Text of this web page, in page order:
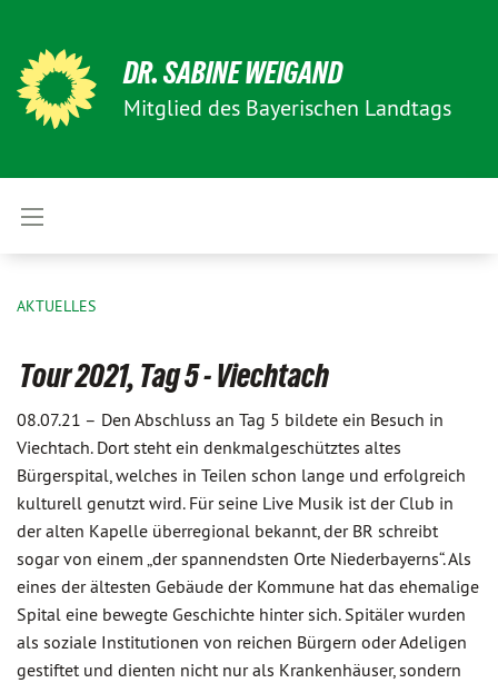
DR. SABINE WEIGAND
Mitglied des Bayerischen Landtags
AKTUELLES
Tour 2021, Tag 5 - Viechtach
08.07.21 – Den Abschluss an Tag 5 bildete ein Besuch in
Viechtach. Dort steht ein denkmalgeschütztes altes
Bürgerspital, welches in Teilen schon lange und erfolgreich
kulturell genutzt wird. Für seine Live Musik ist der Club in
der alten Kapelle überregional bekannt, der BR schreibt
sogar von einem „der spannendsten Orte Niederbayerns“. Als
eines der ältesten Gebäude der Kommune hat das ehemalige
Spital eine bewegte Geschichte hinter sich. Spitäler wurden
als soziale Institutionen von reichen Bürgern oder Adeligen
gestiftet und dienten nicht nur als Krankenhäuser, sondern